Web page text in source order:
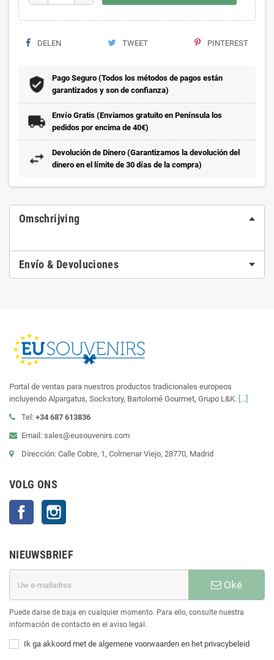
DELEN TWEET PINTEREST
Pago Seguro (Todos los métodos de pagos están
garantizados y son de confianza)
Envío Gratis (Enviamos gratuito en Península los
pedidos por encima de 40€)
Devolución de Dinero (Garantizamos la devolución del
dinero en el límite de 30 días de la compra)
Omschrijving
Envío & Devoluciones
Portal de ventas para nuestros productos tradicionales europeos
incluyendo Alpargatus, Sockstory, Bartolomé Gourmet, Grupo L&K. [...]
Tel: +34 687 613836
Email: sales@eusouvenirs.com
Dirección: Calle Cobre, 1, Colmenar Viejo, 28770, Madrid
VOLG ONS
Facebook
NIEUWSBRIEF
Oké
Puede darse de baja en cualquier momento. Para ello, consulte nuestra
información de contacto en el aviso legal.
Ik ga akkoord met de algemene voorwaarden en het privacybeleid